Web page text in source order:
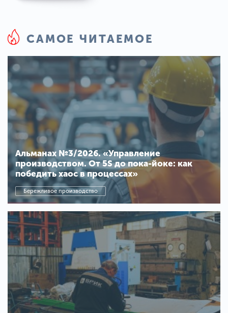
САМОЕ ЧИТАЕМОЕ
Альманах №3/2026. «Управление
производством. От 5S до пока-йоке: как
победить хаос в процессах»
Бережливое производство